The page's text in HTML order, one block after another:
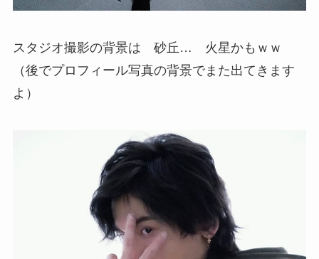
スタジオ撮影の背景は 砂丘… 火星かもｗｗ
（後でプロフィール写真の背景でまた出てきます
よ）